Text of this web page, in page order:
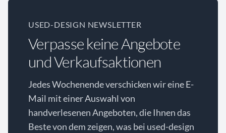
USED-DESIGN NEWSLETTER
Verpasse keine Angebote
und Verkaufsaktionen
Jedes Wochenende verschicken wir eine E-
Mail mit einer Auswahl von
handverlesenen Angeboten, die Ihnen das
Beste von dem zeigen, was bei used-design